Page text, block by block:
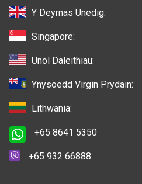
Y Deyrnas Unedig:
Singapore:
Unol Daleithiau:
Ynysoedd Virgin Prydain:
Lithwania:
+65 8641 5350
+65 932 66888